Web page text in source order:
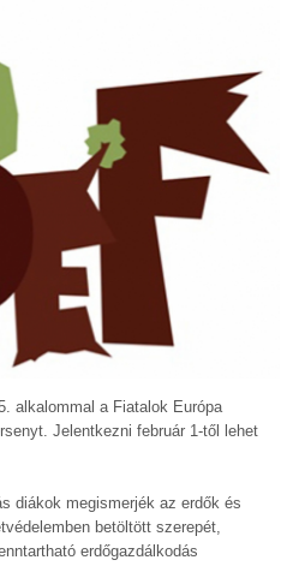
alkalommal a Fiatalok Európa
Jelentkezni február 1-től lehet
diákok megismerjék az erdők és
betöltött szerepét,
erdőgazdálkodás